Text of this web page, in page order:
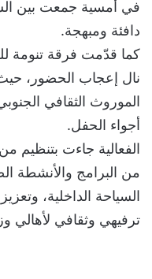
في أمسية جمعت بين
دافئة ومبهجة.
كما قدّمت فرقة تنومة
نال إعجاب الحضور،
الموروث الثقافي
أجواء الحفل.
الفعالية جاءت بتنظيم
من البرامج والأنشطة
السياحة الداخلية،
ترفيهي وثقافي لأهالي